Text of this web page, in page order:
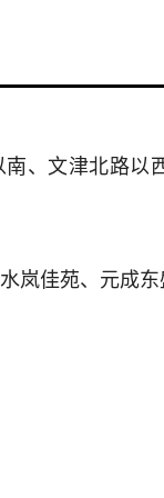
、文津北路以
岚佳苑、元成东